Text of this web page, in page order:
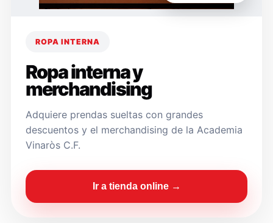
ROPA INTERNA
Ropa interna y
merchandising
Adquiere prendas sueltas con grandes
descuentos y el merchandising de la Academia
Vinaròs C.F.
Ir a tienda online →